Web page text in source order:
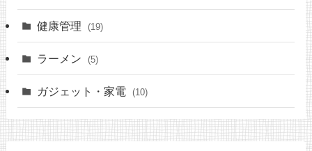
健康管理 (19)
ラーメン (5)
ガジェット・家電 (10)